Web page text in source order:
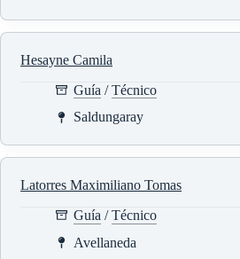
Hesayne Camila
Guía /Técnico
Saldungaray
Latorres Maximiliano Tomas
Guía /Técnico
Avellaneda